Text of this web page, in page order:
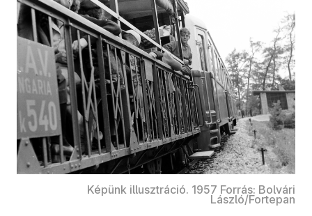
Képünk illusztráció. 1957 Forrás: Bolvári
László/Fortepan